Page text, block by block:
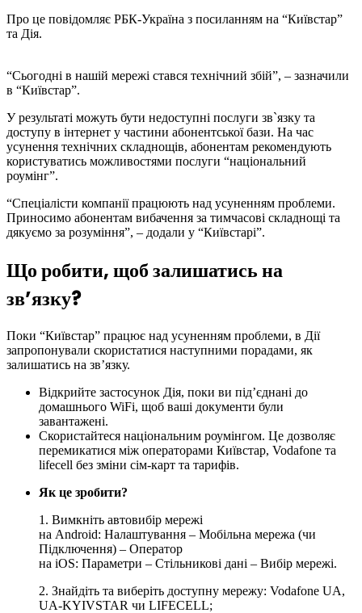
Про це повідомляє РБК-Україна з посиланням на “Київстар”
та Дія.
“Сьогодні в нашій мережі стався технічний збій”, – зазначили
в “Київстар”.
У результаті можуть бути недоступні послуги зв`язку та
доступу в інтернет у частини абонентської бази. На час
усунення технічних складнощів, абонентам рекомендують
користуватись можливостями послуги “національний
роумінг”.
“Спеціалісти компанії працюють над усуненням проблеми.
Приносимо абонентам вибачення за тимчасові складнощі та
дякуємо за розуміння”, – додали у “Київстарі”.
Що робити, щоб залишатись на
зв’язку?
Поки “Київстар” працює над усуненням проблеми, в Дії
запропонували скористатися наступними порадами, як
залишатись на зв’язку.
Відкрийте застосунок Дія, поки ви підʼєднані до
домашнього WiFі, щоб ваші документи були
завантажені.
Скористайтеся національним роумінгом. Це дозволяє
перемикатися між операторами Київстар, Vodafone та
lifecell без зміни сім-карт та тарифів.
Як це зробити?
1. Вимкніть автовибір мережі
на Android: Налаштування – Мобільна мережа (чи
Підключення) – Оператор
на iOS: Параметри – Стільникові дані – Вибір мережі.
2. Знайдіть та виберіть доступну мережу: Vodafone UA,
UA-KYIVSTAR чи LIFECELL;